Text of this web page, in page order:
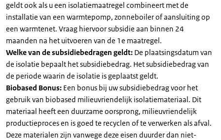
geldt ook als u een isolatiemaatregel combineert met de
installatie van een warmtepomp, zonneboiler of aansluiting op
een warmtenet. Vraag hiervoor subsidie aan binnen 24
maanden na het uitvoeren van de 1e maatregel.
Welke van de subsidiebedragen geldt: De plaatsingsdatum van
de isolatie bepaalt het subsidiebedrag. Het subsidiebedrag van
de periode waarin de isolatie is geplaatst geldt.
Biobased Bonus: Een bonus bij uw subsidiebedrag voor het
gebruik van biobased milieuvriendelijk isolatiemateriaal. Dit
materiaal heeft een duurzame oorsprong, milieuvriendelijk
productieproces en is goed te recyclen of te verwerken als afval.
Deze materialen zijn vanwege deze eisen duurder dan niet-